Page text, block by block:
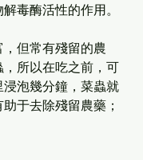
毒酶活性的作用。
但常有殘留的農
所以在吃之前，可
泡幾分鐘，菜蟲就
于去除殘留農藥；